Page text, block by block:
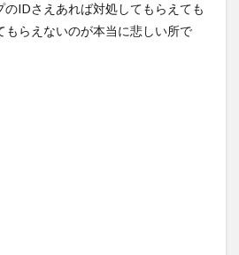
のIDさえあれば対処してもらえても
もらえないのが本当に悲しい所で